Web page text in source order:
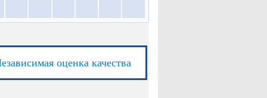
оценка качества